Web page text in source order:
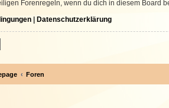
Forenregeln, wenn du dich in diesem Board
| Datenschutzerklärung
Foren